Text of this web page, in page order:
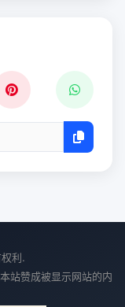
利.
站赞成被显示网站的内